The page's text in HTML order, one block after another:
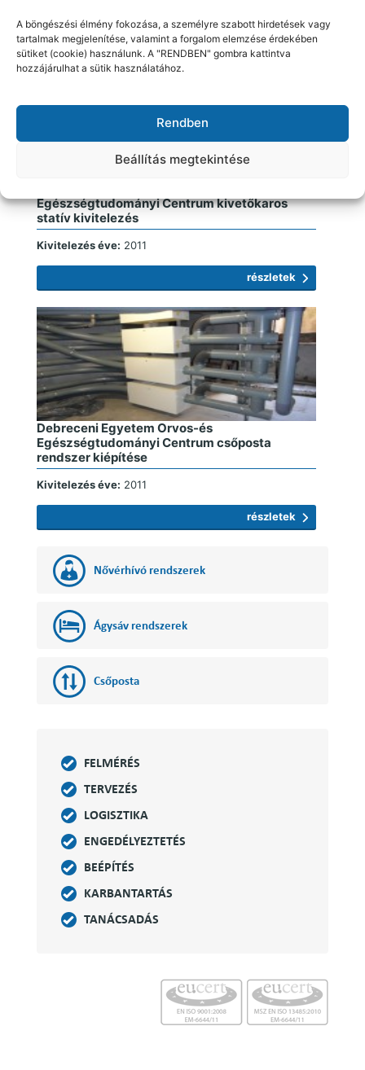
A böngészési élmény fokozása, a személyre szabott hirdetések vagy
tartalmak megjelenítése, valamint a forgalom elemzése érdekében
sütiket (cookie) használunk. A "RENDBEN" gombra kattintva
hozzájárulhat a sütik használatához.
Rendben
Beállítás megtekintése
részletek
Egészségtudományi Centrum kivetőkaros
statív kivitelezés
Kivitelezés éve: 2011
részletek
Debreceni Egyetem Orvos-és
Egészségtudományi Centrum csőposta
rendszer kiépítése
Kivitelezés éve: 2011
részletek
Nővérhívó rendszerek
Ágysáv rendszerek
Csőposta
FELMÉRÉS
TERVEZÉS
LOGISZTIKA
ENGEDÉLYEZTETÉS
BEÉPÍTÉS
KARBANTARTÁS
TANÁCSADÁS